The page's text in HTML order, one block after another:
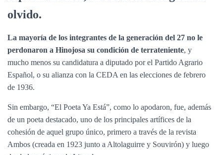
olvido.
La mayoría de los integrantes de la generación del 27 no le
perdonaron a Hinojosa su condición de terrateniente, y
mucho menos su candidatura a diputado por el Partido Agrario
Español, o su alianza con la CEDA en las elecciones de febrero
de 1936.
Sin embargo, “El Poeta Ya Está”, como lo apodaron, fue, además
de un poeta destacado, uno de los principales artífices de la
cohesión de aquel grupo único, primero a través de la revista
Ambos (creada en 1923 junto a Altolaguirre y Souvirón) y luego